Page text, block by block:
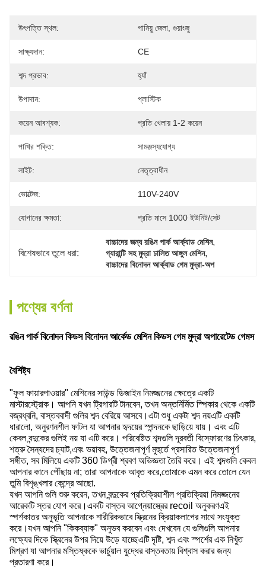
উৎপত্তি স্থল: পানিয়ু জেলা, গুয়াংজু
সাক্ষ্যদান: CE
শব্দ প্রভাব: হ্যাঁ
উপাদান: প্লাস্টিক
কয়েন আবশ্যক: প্রতি খেলায় 1-2 কয়েন
পাখির শক্তি: সামঞ্জস্যযোগ্য
লাইট: নেতৃত্বাধীন
ভোল্টেজ: 110V-240V
যোগানের ক্ষমতা: প্রতি মাসে 1000 ইউনিট/সেট
বিশেষভাবে তুলে ধরা:
বাচ্চাদের জন্য রঙিন পার্ক আর্ক্যাড মেশিন,
গ্যারান্টি সহ মুদ্রা চালিত আঙ্গুল মেশিন,
বাচ্চাদের বিনোদন আর্ক্যাড গেম মুদ্রা-অপ
পণ্যের বর্ণনা
রঙিন পার্ক বিনোদন কিডস বিনোদন আর্কেড মেশিন কিডস গেম মুদ্রা অপারেটেড গেমস
বৈশিষ্ট্য
"ফুল ফায়ারপাওয়ার" মেশিনের সাউন্ড ডিজাইন নিমজ্জনের ক্ষেত্রে একটি
মাস্টারস্ট্রোক। আপনি যখন ট্রিগারটি টানবেন, তখন অন্তর্নির্মিত স্পিকার থেকে একটি
বজ্রধ্বনি, বাস্তববাদী গুলির শব্দ বেরিয়ে আসবে।এটা শুধু একটা শব্দ নয়এটি একটি
ধারালো, অনুরণনশীল ফাটল যা আপনার হৃদয়ের স্পন্দনকে ছাড়িয়ে যায়। এবং এটি
কেবল বন্দুকের গুলিই নয় যা এটি করে। পরিবেষ্টিত শব্দগুলি দূরবর্তী বিস্ফোরণের চিৎকার,
শত্রু সৈন্যদের চ্যাট,এবং ভয়াবহ, উত্তেজনাপূর্ণ মুহুর্তে প্রসারিত উত্তেজনাপূর্ণ
সঙ্গীত, সব মিলিয়ে একটি 360 ডিগ্রী শ্রবণ অভিজ্ঞতা তৈরি করে। এই শব্দগুলি কেবল
আপনার কানে পৌঁছায় না; তারা আপনাকে আবৃত করে,তোমাকে এমন করে তোলে যেন
তুমি বিশৃঙ্খলার কেন্দ্রে আছো.
যখন আপনি গুলি শুরু করেন, তখন বন্দুকের প্রতিক্রিয়াশীল প্রতিক্রিয়া নিমজ্জনের
আরেকটি স্তর যোগ করে।একটি বাস্তব আগ্নেয়াস্ত্রের recoil অনুকরণএই
স্পর্শকাতর অনুভূতি আপনাকে শারীরিকভাবে স্ক্রিনের ক্রিয়াকলাপের সাথে সংযুক্ত
করে।যখন আপনি "কিকব্যাক" অনুভব করবেন এবং দেখবেন যে গুলিগুলি আপনার
লক্ষ্যের দিকে স্ক্রিনের উপর দিয়ে উড়ে যাচ্ছেএটি দৃষ্টি, শব্দ এবং স্পর্শের এক নিখুঁত
মিশ্রণ যা আপনার মস্তিষ্ককে ভার্চুয়াল যুদ্ধের বাস্তবতায় বিশ্বাস করার জন্য
প্রতারণা করে।